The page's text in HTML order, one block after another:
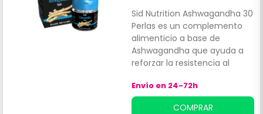
Sid Nutrition Ashwagandha 30
Perlas es un complemento
alimenticio a base de
Ashwagandha que ayuda a
reforzar la resistencia al
mental y emocional. Planta
adaptógena reconocida, la
Envío en 24-72h
COMPRAR